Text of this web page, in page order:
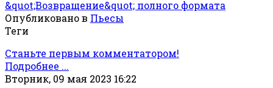
Опубликовано в Пьесы
Теги
Станьте первым комментатором!
Подробнее ...
Вторник, 09 мая 2023 16:22